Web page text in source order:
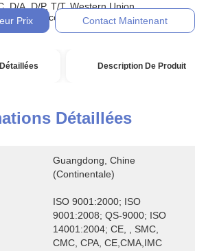
D/A, D/P, T/T, Western Union,
comptant, engagement
Prix Contact Maintenant
Description De Produit
Détaillées
Guangdong, Chine
(continentale)
ISO 9001:2000; ISO
9001:2008; QS-9000; ISO
14001:2004; CE, , SMC,
CMC, CPA, CE,CMA,IMC